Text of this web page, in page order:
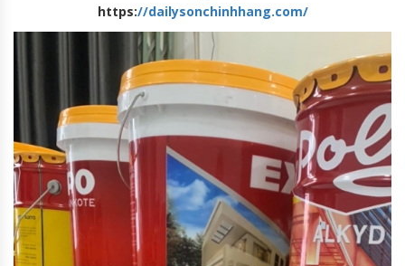
https://dailysonchinhhang.com/